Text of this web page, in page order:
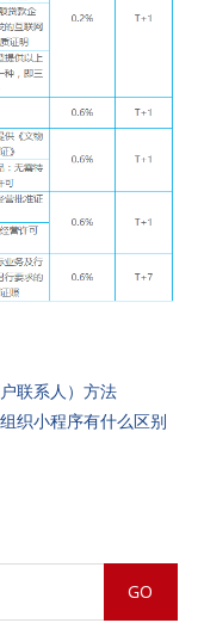
联系人）方法
织小程序有什么区别